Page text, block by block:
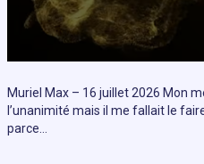
Muriel Max – 16 juillet 2026 Mon
l’unanimité mais il me fallait le
parce…